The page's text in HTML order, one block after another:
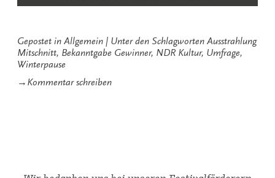
Gepostet in Allgemein Unter den Schlagworten Ausstrahlung
Mitschnitt, Bekanntgabe Gewinner, NDR Kultur, Umfrage,
Winterpause
→ Kommentar schreibenzu